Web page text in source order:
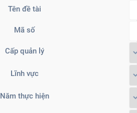
Tên đề tài
Mã số
Cấp quản lý
Lĩnh vực
Năm thực hiện